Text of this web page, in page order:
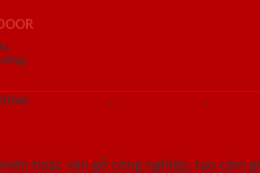
, ,
hoặc vân gỗ công nghiệp, tạo cảm